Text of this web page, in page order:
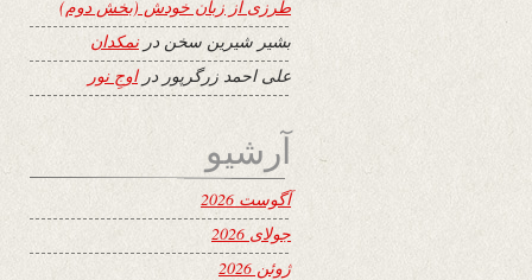
طرزی از زبان خودش (بخش دوم)
بشیر شیرین سخن درنمکدان
علی احمد زرگرپور دراوجِ نور
آرشیو
آگوست 2026
جولای 2026
ژوئن 2026